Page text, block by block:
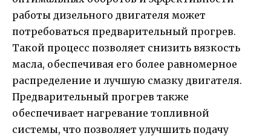
работы дизельного двигателя может
потребоваться предварительный прогрев.
Такой процесс позволяет снизить вязкость
масла, обеспечивая его более равномерное
распределение и лучшую смазку двигателя.
Предварительный прогрев также
обеспечивает нагревание топливной
системы, что позволяет улучшить подачу